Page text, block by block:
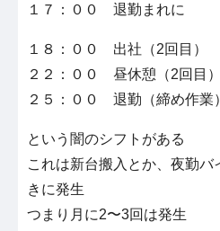
１７：００ 退勤まれに
１８：００ 出社（2回目）
２２：００ 昼休憩（2回目）
２５：００ 退勤（締め作業）
という闇のシフトがある
これは新台搬入とか、夜勤バ
きに発生
つまり月に2〜3回は発生